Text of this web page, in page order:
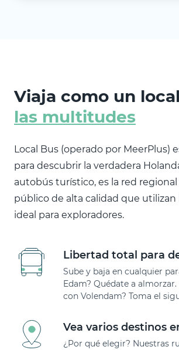
Viaja como un local
las multitudes
Local Bus (operado por MeerPlus)
para descubrir la verdadera
autobús turístico, es la red
público de alta calidad que utilizan
ideal para exploradores.
Libertad total para
Sube y baja en cualquier
Edam? Quédate a
con Volendam? Toma el
Vea varios destinos
¿Por qué elegir? Nuestras